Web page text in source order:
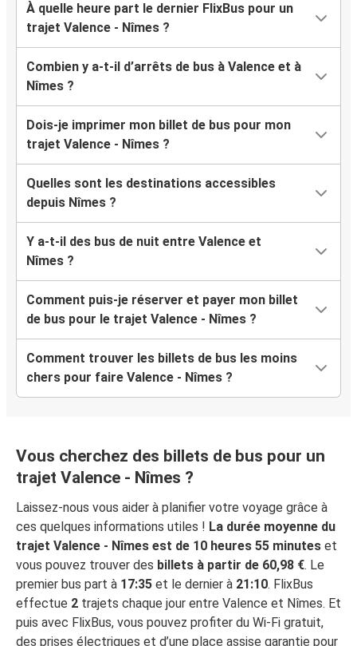
À quelle heure part le dernier FlixBus pour un
trajet Valence - Nîmes ?
Combien y a-t-il d’arrêts de bus à Valence et à
Nîmes ?
Dois-je imprimer mon billet de bus pour mon
trajet Valence - Nîmes ?
Quelles sont les destinations accessibles
depuis Nîmes ?
Y a-t-il des bus de nuit entre Valence et
Nîmes ?
Comment puis-je réserver et payer mon billet
de bus pour le trajet Valence - Nîmes ?
Comment trouver les billets de bus les moins
chers pour faire Valence - Nîmes ?
Vous cherchez des billets de bus pour un
trajet Valence - Nîmes ?
Laissez-nous vous aider à planifier votre voyage grâce à
ces quelques informations utiles ! La durée moyenne du
trajet Valence - Nîmes est de 10 heures 55 minutes et
vous pouvez trouver des billets à partir de 60,98 €. Le
premier bus part à 17:35 et le dernier à 21:10. FlixBus
effectue 2 trajets chaque jour entre Valence et Nîmes. Et
puis avec FlixBus, vous pouvez profiter du Wi-Fi gratuit,
des prises électriques et d’une place assise garantie pour